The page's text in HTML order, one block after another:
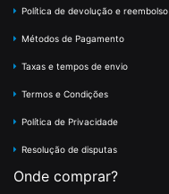
Política de devolução e reembolso
Métodos de Pagamento
Taxas e tempos de envio
Termos e Condições
Política de Privacidade
Resolução de disputas
Onde comprar?